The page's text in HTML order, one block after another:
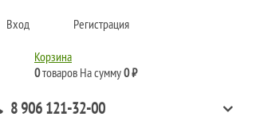
Вход Регистрация
Корзина
0товаров На сумму0 ₽
8 906 121-32-00